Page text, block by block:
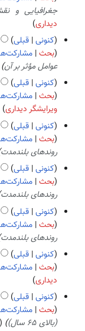
ی
ش
ن
خ
ا
ص
ۀ
و
ی
ر
ا
ی
ش
جغرافیایی و
دیداری
کنونی قبلی
بحث
عوامل مؤثر بر آن
کنونی قبلی
بحث
ب
د
و
ن
خ
ل
ا
ص
ۀ
و
ی
ر
ا
ی
ش
ویرایشگر دیداری
کنونی قبلی
بحث
روندهای بلندمدت
کنونی قبلی
بحث
روندهای بلندمدت
کنونی قبلی
بحث
روندهای بلندمدت
کنونی قبلی
بحث
ب
د
و
ن
دیداری
کنونی قبلی
بحث
(بالای ۶۵ سال)